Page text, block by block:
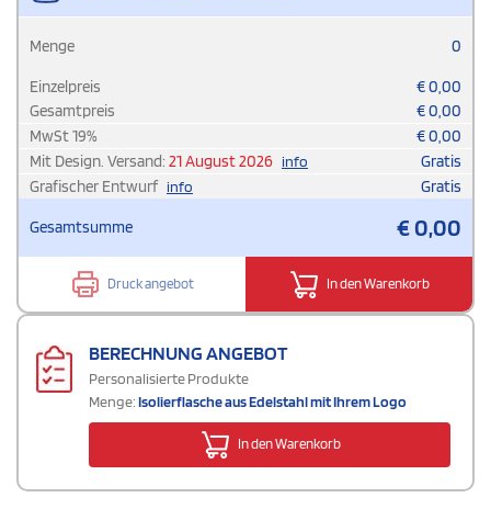
Menge 0
Einzelpreis €0,00
Gesamtpreis
€0,00
MwSt19% €0,00
Mit Design. Versand: 21 August 2026 info
Gratis
Grafischer Entwurf info Gratis
Gesamtsumme €0,00
Druck angebot In den Warenkorb
BERECHNUNG ANGEBOT
Personalisierte Produkte
Menge:Isolierflasche aus Edelstahl mit Ihrem Logo
In den Warenkorb